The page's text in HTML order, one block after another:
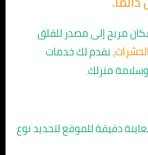
مريح إلى مصدر للقلق
، نقدم لك خدمات
منزلك.
دقيقة للموقع لتحديد نوع